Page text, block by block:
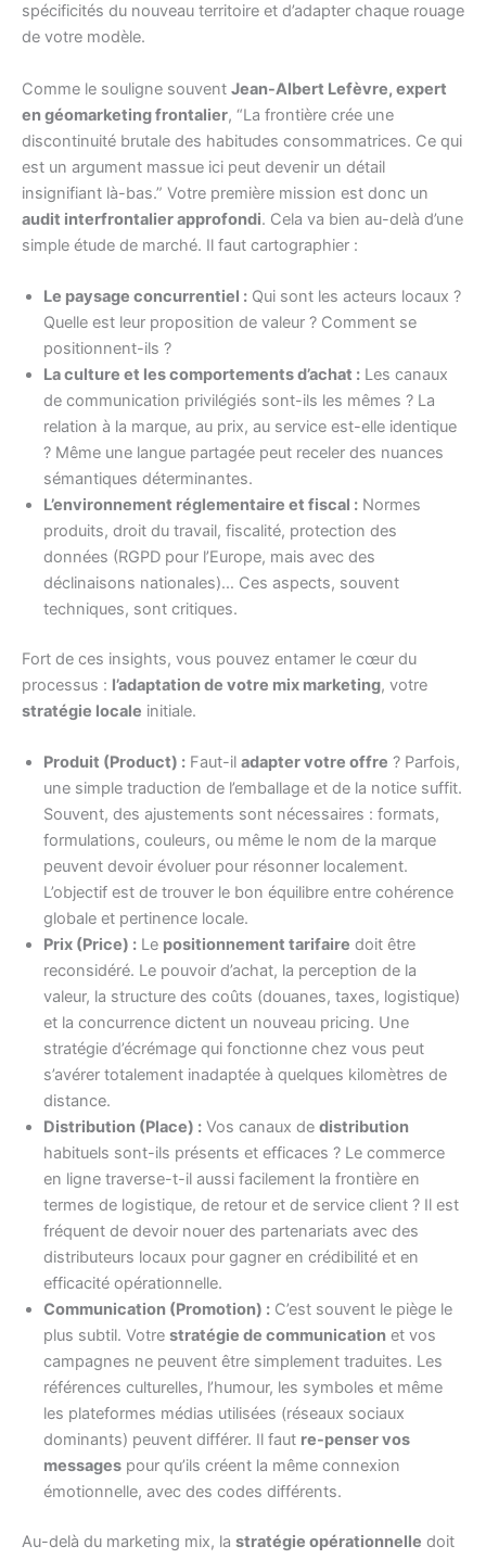
spécificités du nouveau territoire et d’adapter chaque rouage
de votre modèle.
Comme le souligne souvent Jean-Albert Lefèvre, expert
en géomarketing frontalier, “La frontière crée une
discontinuité brutale des habitudes consommatrices. Ce qui
est un argument massue ici peut devenir un détail
insignifiant là-bas.” Votre première mission est donc un
audit interfrontalier approfondi. Cela va bien au-delà d’une
simple étude de marché. Il faut cartographier :
Le paysage concurrentiel : Qui sont les acteurs locaux ?
Quelle est leur proposition de valeur ? Comment se
positionnent-ils ?
La culture et les comportements d’achat : Les canaux
de communication privilégiés sont-ils les mêmes ? La
relation à la marque, au prix, au service est-elle identique
? Même une langue partagée peut receler des nuances
sémantiques déterminantes.
L’environnement réglementaire et fiscal : Normes
produits, droit du travail, fiscalité, protection des
données (RGPD pour l’Europe, mais avec des
déclinaisons nationales)… Ces aspects, souvent
techniques, sont critiques.
Fort de ces insights, vous pouvez entamer le cœur du
processus : l’adaptation de votre mix marketing, votre
stratégie locale initiale.
Produit (Product) : Faut-il adapter votre offre ? Parfois,
une simple traduction de l’emballage et de la notice suffit.
Souvent, des ajustements sont nécessaires : formats,
formulations, couleurs, ou même le nom de la marque
peuvent devoir évoluer pour résonner localement.
L’objectif est de trouver le bon équilibre entre cohérence
globale et pertinence locale.
Prix (Price) : Le positionnement tarifaire doit être
reconsidéré. Le pouvoir d’achat, la perception de la
valeur, la structure des coûts (douanes, taxes, logistique)
et la concurrence dictent un nouveau pricing. Une
stratégie d’écrémage qui fonctionne chez vous peut
s’avérer totalement inadaptée à quelques kilomètres de
distance.
Distribution (Place) : Vos canaux de distribution
habituels sont-ils présents et efficaces ? Le commerce
en ligne traverse-t-il aussi facilement la frontière en
termes de logistique, de retour et de service client ? Il est
fréquent de devoir nouer des partenariats avec des
distributeurs locaux pour gagner en crédibilité et en
efficacité opérationnelle.
Communication (Promotion) : C’est souvent le piège le
plus subtil. Votre stratégie de communication et vos
campagnes ne peuvent être simplement traduites. Les
références culturelles, l’humour, les symboles et même
les plateformes médias utilisées (réseaux sociaux
dominants) peuvent différer. Il faut re-penser vos
messages pour qu’ils créent la même connexion
émotionnelle, avec des codes différents.
Au-delà du marketing mix, la stratégie opérationnelle doit